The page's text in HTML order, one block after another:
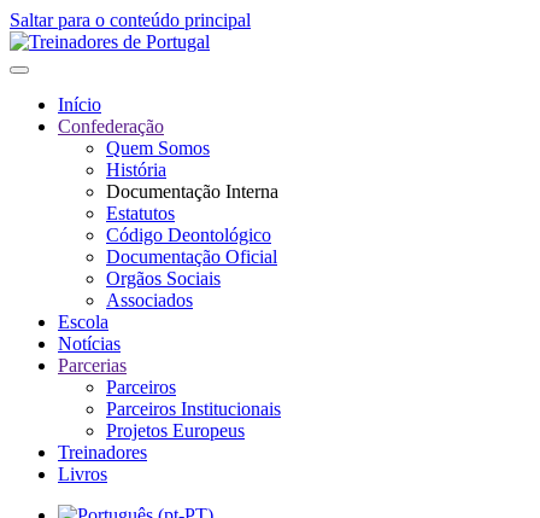
Saltar para o conteúdo principal
Início
Confederação
Quem Somos
História
Documentação Interna
Estatutos
Código Deontológico
Documentação Oficial
Orgãos Sociais
Associados
Escola
Notícias
Parcerias
Parceiros
Parceiros Institucionais
Projetos Europeus
Treinadores
Livros